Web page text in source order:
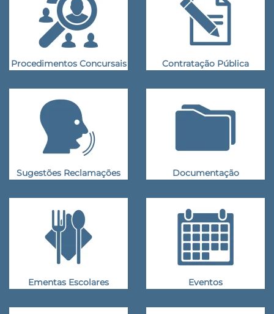
Procedimentos Concursais Contratação Pública
Sugestões Reclamações Documentação
Ementas Escolares Eventos